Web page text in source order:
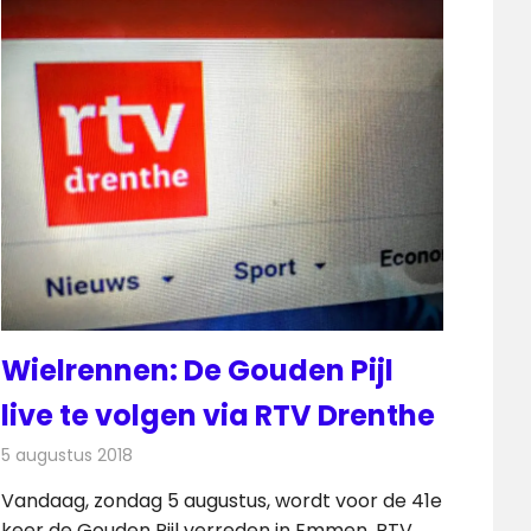
Wielrennen: De Gouden Pijl
live te volgen via RTV Drenthe
5 augustus 2018
Vandaag, zondag 5 augustus, wordt voor de 41e